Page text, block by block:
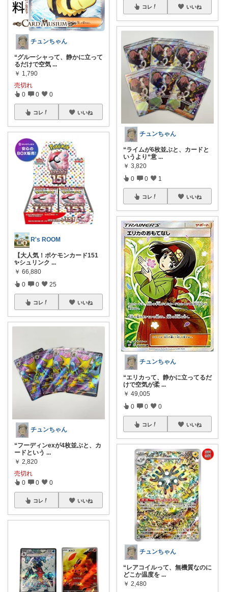
チュンちゃん
“グルーシャって、静かに立って
るだけで空気 ...
￥ 1,790
売切れ
0 0 0
コレ いいね
R's ROOM
【大人気！ポケモンカード151
✨シュリンク ...
￥ 66,880
0 0 25
コレ いいね
チュンちゃん
“フーディンexが4枚並ぶと、カ
ードという ...
￥ 2,820
売切れ
0 0 0
コレ いいね
コレ いいね
チュンちゃん
“ライムが6枚並ぶと、カードと
いうより“意 ...
￥ 3,820
0 0 1
コレ いいね
チュンちゃん
“エリカって、静かに立ってるだ
けで空気が柔 ...
￥ 49,005
0 0 0
コレ いいね
チュンちゃん
“レアコイルって、無機質なのに
どこか温度を ...
￥ 2,480